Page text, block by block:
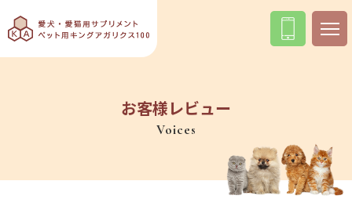
お客様レビュー
Voices